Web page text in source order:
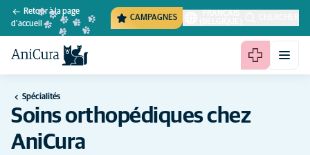
Retour à la page
d'accueil
CAMPAGNES
Spécialités
Soins orthopédiques chez
AniCura